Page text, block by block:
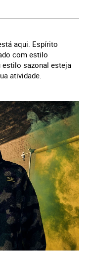
aqui. Espírito
com estilo
estilo sazonal esteja
atividade.